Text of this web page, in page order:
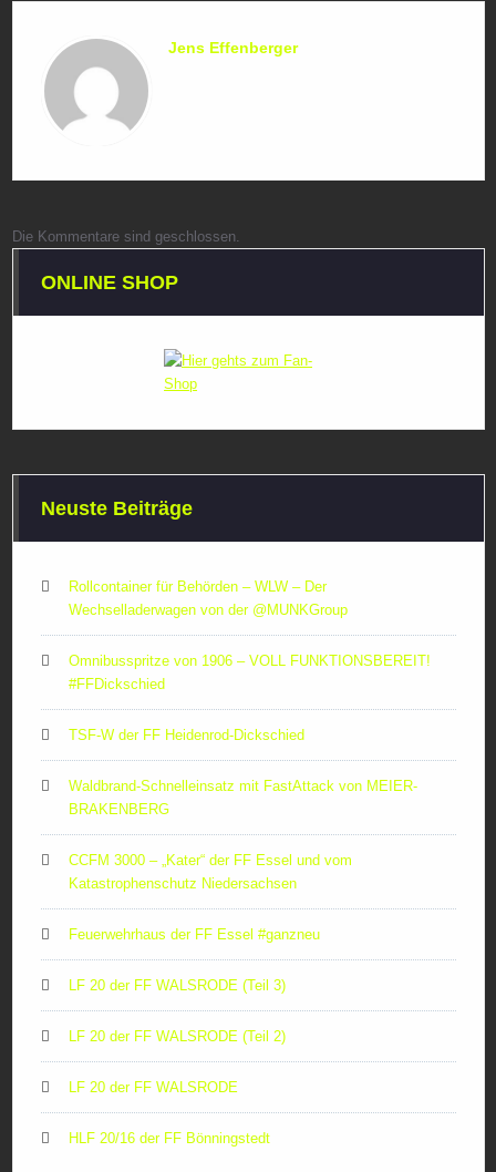
Jens Effenberger
Die Kommentare sind geschlossen.
ONLINE SHOP
Neuste Beiträge
Rollcontainer für Behörden – WLW – Der
Wechselladerwagen von der ‪@MUNKGroup‬
Omnibusspritze von 1906 – VOLL FUNKTIONSBEREIT!
#FFDickschied
TSF-W der FF Heidenrod-Dickschied
Waldbrand-Schnelleinsatz mit FastAttack von MEIER-
BRAKENBERG
CCFM 3000 – „Kater“ der FF Essel und vom
Katastrophenschutz Niedersachsen
Feuerwehrhaus der FF Essel #ganzneu
LF 20 der FF WALSRODE (Teil 3)
LF 20 der FF WALSRODE (Teil 2)
LF 20 der FF WALSRODE
HLF 20/16 der FF Bönningstedt